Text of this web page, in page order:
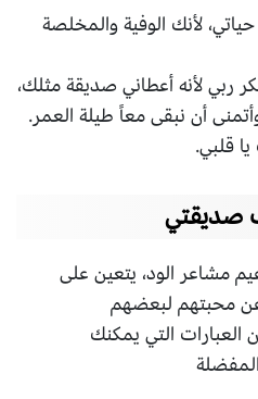
لأنك الوفية والمخلصة
ربي لأنه أعطاني صديقة مثلك،
أن نبقى معاً طيلة العمر.
قلبي.
صديقتي
مشاعر الود، يتعين على
عن محبتهم لبعضهم
التي يمكنك